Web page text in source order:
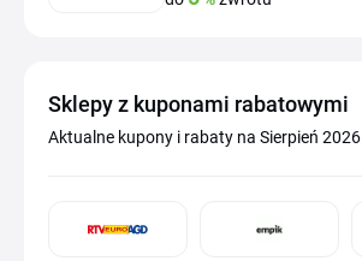
Sklepy z kuponami rabatowymi
Aktualne kupony i rabaty na Sierpień 2026